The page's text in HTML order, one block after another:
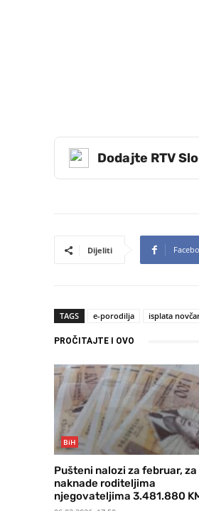
Dodajte RTV
Dijeliti
TAGS e-porodilja isplata
PROČITAJTE I OVO
BiH
Pušteni nalozi za februar, za
naknade roditeljima
njegovateljima 3.481.880